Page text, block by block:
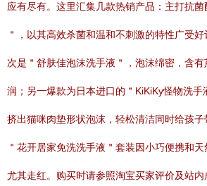
应有尽有。这里汇集几款热销产品：主打抗
＂，以其高效杀菌和温和不刺激的特性广受
次是＂舒肤佳泡沫洗手液＂，泡沫绵密，含
润；另一爆款为日本进口的＂KiKiKy怪物洗
挤出猫咪肉垫形状泡沫，轻松清洁同时给孩
＂花开居家免洗洗手液＂套装因小巧便携和
尤其走红。购买时请参照淘宝买家评价及站